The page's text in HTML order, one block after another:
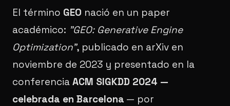
El término GEO nació en un paper
académico: "GEO: Generative Engine
Optimization", publicado en arXiv en
noviembre de 2023 y presentado en la
conferencia ACM SIGKDD 2024 —
celebrada en Barcelona — por